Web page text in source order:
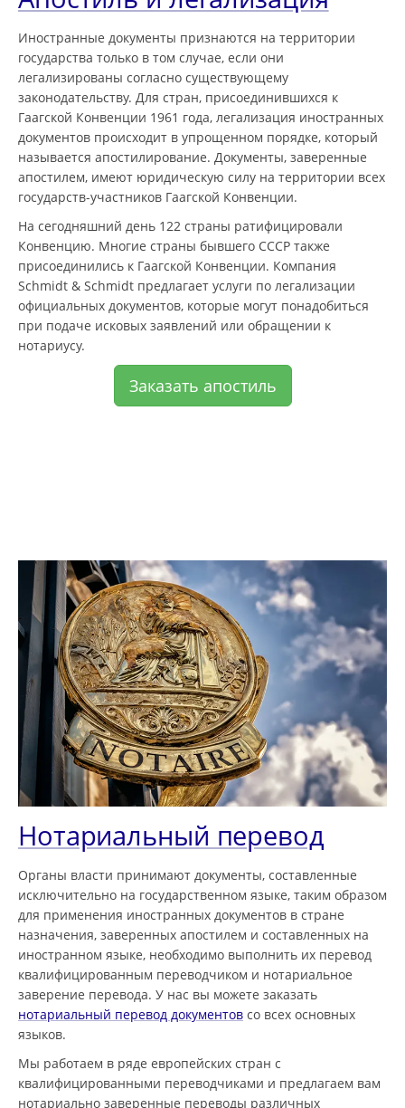
Иностранные документы признаются на территории
государства только в том случае, если они
легализированы согласно существующему
законодательству. Для стран, присоединившихся к
Гаагской Конвенции 1961 года, легализация иностранных
документов происходит в упрощенном порядке, который
называется апостилирование. Документы, заверенные
апостилем, имеют юридическую силу на территории всех
государств-участников Гаагской Конвенции.
На сегодняшний день 122 страны ратифицировали
Конвенцию. Многие страны бывшего СССР также
присоединились к Гаагской Конвенции. Компания
Schmidt & Schmidt предлагает услуги по легализации
официальных документов, которые могут понадобиться
при подаче исковых заявлений или обращении к
нотариусу.
Заказать апостиль
Нотариальный перевод
Органы власти принимают документы, составленные
исключительно на государственном языке, таким образом
для применения иностранных документов в стране
назначения, заверенных апостилем и составленных на
иностранном языке, необходимо выполнить их перевод
квалифицированным переводчиком и нотариальное
заверение перевода. У нас вы можете заказать
нотариальный перевод документов со всех основных
языков.
Мы работаем в ряде европейских стран с
квалифицированными переводчиками и предлагаем вам
нотариально заверенные переводы различных